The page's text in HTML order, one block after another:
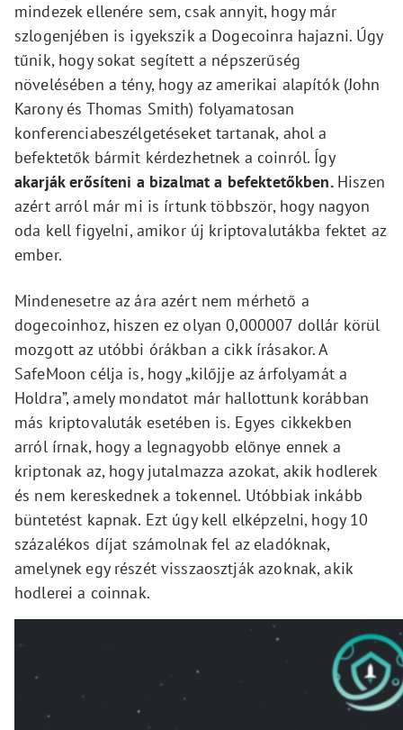
mindezek ellenére sem, csak annyit, hogy már
szlogenjében is igyekszik a Dogecoinra hajazni. Úgy
tűnik, hogy sokat segített a népszerűség
növelésében a tény, hogy az amerikai alapítók (John
Karony és Thomas Smith) folyamatosan
konferenciabeszélgetéseket tartanak, ahol a
befektetők bármit kérdezhetnek a coinról. Így
akarják erősíteni a bizalmat a befektetőkben. Hiszen
azért arról már mi is írtunk többször, hogy nagyon
oda kell figyelni, amikor új kriptovalutákba fektet az
ember.
Mindenesetre az ára azért nem mérhető a
dogecoinhoz, hiszen ez olyan 0,000007 dollár körül
mozgott az utóbbi órákban a cikk írásakor. A
SafeMoon célja is, hogy „kilőjje az árfolyamát a
Holdra”, amely mondatot már hallottunk korábban
más kriptovaluták esetében is. Egyes cikkekben
arról írnak, hogy a legnagyobb előnye ennek a
kriptonak az, hogy jutalmazza azokat, akik hodlerek
és nem kereskednek a tokennel. Utóbbiak inkább
büntetést kapnak. Ezt úgy kell elképzelni, hogy 10
százalékos díjat számolnak fel az eladóknak,
amelynek egy részét visszaosztják azoknak, akik
hodlerei a coinnak.